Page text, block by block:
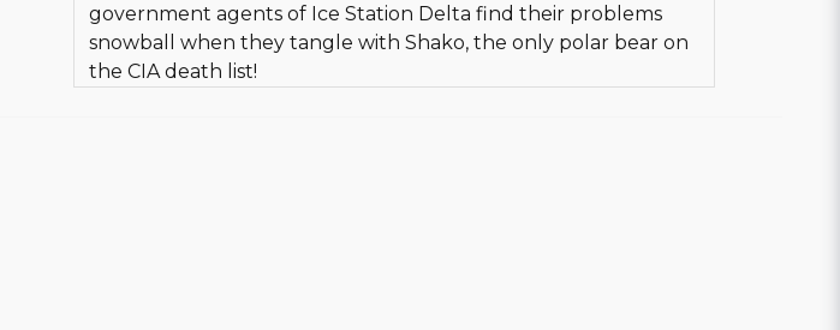
government agents of Ice Station Delta find their problems
snowball when they tangle with Shako, the only polar bear on
the CIA death list!